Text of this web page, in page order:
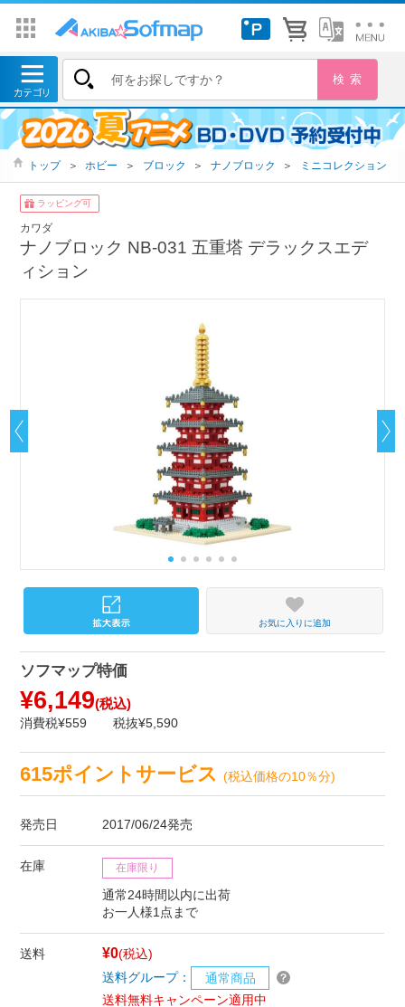
トップ ＞ ホビー ＞ ブロック ＞ ナノブロック ＞ ミニコレクション
ラッピング可
カワダ
ナノブロック NB-031 五重塔 デラックスエデ
ィション
お気に入りに追加
ソフマップ特価
¥6,149(税込)
消費税¥559 税抜¥5,590
615ポイントサービス(税込価格の10％分)
発売日 2017/06/24発売
在庫 在庫限り
通常24時間以内に出荷
お一人様1点まで
送料 ¥0(税込)
送料グループ：
通常商品
送料無料キャンペーン適用中